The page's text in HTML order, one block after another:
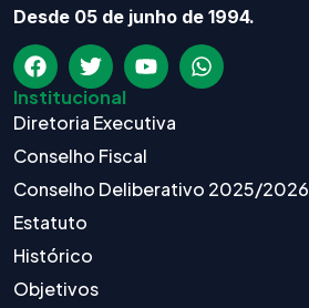
Desde 05 de junho de 1994.
Institucional
Diretoria Executiva
Conselho Fiscal
Conselho Deliberativo 2025/2026
Estatuto
Histórico
Objetivos